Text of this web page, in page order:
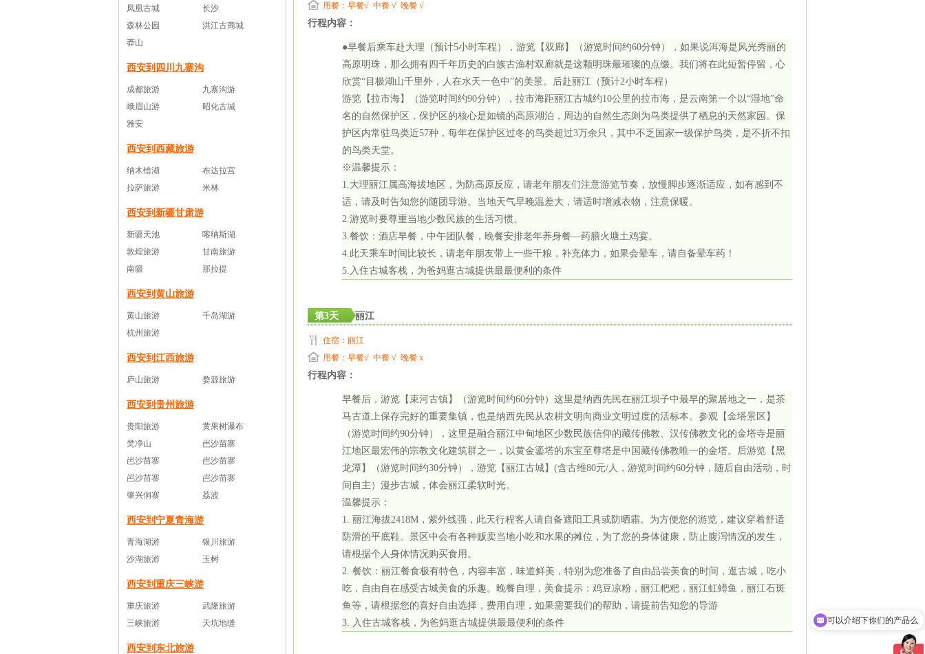
凤凰古城
长沙
森林公园
洪江古商城
莽山
西安到四川九寨沟
成都旅游
九寨沟游
峨眉山游
昭化古城
雅安
西安到西藏旅游
纳木错湖
布达拉宫
拉萨旅游
米林
西安到新疆甘肃游
新疆天池
喀纳斯湖
敦煌旅游
甘南旅游
南疆
那拉提
西安到黄山旅游
黄山旅游
千岛湖游
杭州旅游
西安到江西旅游
庐山旅游 婺源旅游
西安到贵州旅游
贵阳旅游
黄果树瀑布
梵净山
岜沙苗寨
岜沙苗寨
岜沙苗寨
岜沙苗寨
岜沙苗寨
肇兴侗寨
荔波
西安到宁夏青海游
青海湖游
银川旅游
沙湖旅游
玉树
西安到重庆三峡游
重庆旅游
武隆旅游
三峡旅游
天坑地缝
西安到东北旅游
用餐：早餐√ 中餐 √ 晚餐 √
行程内容：
●早餐后乘车赴大理（预计5小时车程），游览【双廊】（游览时间约60分钟），如果说洱海是风光秀丽的
高原明珠，那么拥有四千年历史的白族古渔村双廊就是这颗明珠最璀璨的点缀。我们将在此短暂停留，心
欣赏“目极湖山千里外，人在水天一色中”的美景。后赴丽江（预计2小时车程）
游览【拉市海】（游览时间约90分钟），拉市海距丽江古城约10公里的拉市海，是云南第一个以“湿地”命
名的自然保护区，保护区的核心是如镜的高原湖泊，周边的自然生态则为鸟类提供了栖息的天然家园。保
护区内常驻鸟类近57种，每年在保护区过冬的鸟类超过3万余只，其中不乏国家一级保护鸟类，是不折不扣
的鸟类天堂。
※温馨提示：
1.大理丽江属高海拔地区，为防高原反应，请老年朋友们注意游览节奏，放慢脚步逐渐适应，如有感到不
适，请及时告知您的随团导游。当地天气早晚温差大，请适时增减衣物，注意保暖。
2.游览时要尊重当地少数民族的生活习惯。
3.餐饮：酒店早餐，中午团队餐，晚餐安排老年养身餐—药膳火塘土鸡宴。
4.此天乘车时间比较长，请老年朋友带上一些干粮，补充体力，如果会晕车，请自备晕车药！
5.入住古城客栈，为爸妈逛古城提供最最便利的条件
第3天 丽江
住宿：丽江
用餐：早餐√ 中餐 √ 晚餐 x
行程内容：
早餐后，游览【束河古镇】（游览时间约60分钟）这里是纳西先民在丽江坝子中最早的聚居地之一，是茶
马古道上保存完好的重要集镇，也是纳西先民从农耕文明向商业文明过度的活标本。参观【金塔景区】
（游览时间约90分钟），这里是融合丽江中甸地区少数民族信仰的藏传佛教、汉传佛教文化的金塔寺是丽
江地区最宏伟的宗教文化建筑群之一，以黄金鎏塔的东宝至尊塔是中国藏传佛教唯一的金塔。后游览【黑
龙潭】（游览时间约30分钟），游览【丽江古城】(含古维80元/人，游览时间约60分钟，随后自由活动，时
间自主）漫步古城，体会丽江柔软时光。
温馨提示：
1. 丽江海拔2418M，紫外线强，此天行程客人请自备遮阳工具或防晒霜。为方便您的游览，建议穿着舒适
防滑的平底鞋。景区中会有各种贩卖当地小吃和水果的摊位，为了您的身体健康，防止腹泻情况的发生，
请根据个人身体情况购买食用。
2. 餐饮：丽江餐食极有特色，内容丰富，味道鲜美，特别为您准备了自由品尝美食的时间，逛古城，吃小
吃，自由自在感受古城美食的乐趣。晚餐自理，美食提示：鸡豆凉粉，丽江粑粑，丽江虹鳟鱼，丽江石斑
鱼等，请根据您的喜好自由选择，费用自理，如果需要我们的帮助，请提前告知您的导游
3. 入住古城客栈，为爸妈逛古城提供最最便利的条件
可以介绍下你们的产品么
你们是怎么收费的呢